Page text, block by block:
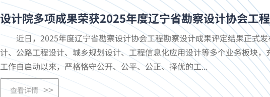
设计院多项成果荣获2025年度辽宁省勘察设计协会工
近日，2025年度辽宁省勘察设计协会工程勘察设计成果评定结果正式发
计、公路工程设计、城乡规划设计、工程信息化应用设计等多个业务板
工作自启动以来，严格恪守公开、公平、公正、择优的工...
查看详情